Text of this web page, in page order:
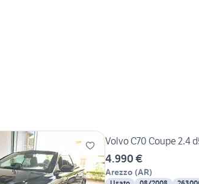
Volvo C70 Coupe 2.4
4.990 €
Arezzo (AR)